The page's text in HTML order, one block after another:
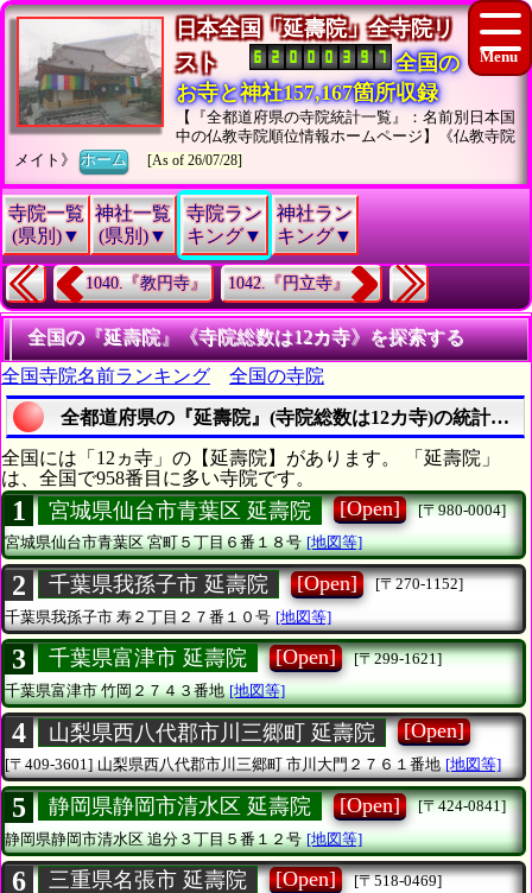
日本全国「延壽院」全寺院リ
スト
全国の
お寺と神社157,167箇所収録
【『全都道府県の寺院統計一覧』：名前別日本国
中の仏教寺院順位情報ホームページ】《仏教寺院
メイト》ホーム [As of 26/07/28]
寺院一覧
(県別)▼
神社一覧
(県別)▼
寺院ラン
キング▼
神社ラン
キング▼
1040.『教円寺』 1042.『円立寺』
全国の『延壽院』《寺院総数は12カ寺》を探索する
全国寺院名前ランキング
全国の寺院
全都道府県の『延壽院』(寺院総数は12カ寺)の統計情
全国には「12ヵ寺」の【延壽院】があります。 「延壽院」
は、全国で958番目に多い寺院です。
1 宮城県仙台市青葉区 延壽院 [Open]
[〒980-0004]
宮城県仙台市青葉区宮町５丁目６番１８号 [地図等]
2 千葉県我孫子市 延壽院 [Open]
[〒270-1152]
千葉県我孫子市 寿２丁目２７番１０号 [地図等]
3 千葉県富津市 延壽院 [Open]
[〒299-1621]
千葉県富津市竹岡２７４３番地 [地図等]
4 山梨県西八代郡市川三郷町 延壽院 [Open]
[〒409-3601] 山梨県西八代郡市川三郷町市川大門２７６１番地 [地図等]
5 静岡県静岡市清水区 延壽院 [Open]
[〒424-0841]
静岡県静岡市清水区追分３丁目５番１２号 [地図等]
6 三重県名張市 延壽院 [Open]
[〒518-0469]